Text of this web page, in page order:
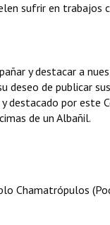
sufrir en trabajos
y destacar a
deseo de publicar
destacado por este
de un Albañil.
Chamatrópulos